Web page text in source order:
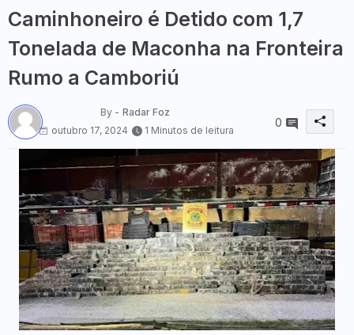
Caminhoneiro é Detido com 1,7
Tonelada de Maconha na Fronteira
Rumo a Camboriú
By - Radar Foz
outubro 17, 2024
1 Minutos de leitura
0